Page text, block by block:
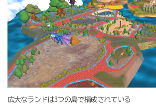
広大なランドは3つの島で構成されている